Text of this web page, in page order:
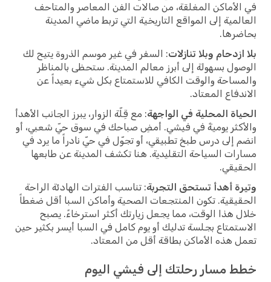
في الأماكن المغلقة، من صالات الفن المعاصر والمتاحف
العالمية إلى المواقع التاريخية التي تربط ماضي المدينة
بحاضرها.
بلا ازدحام وبلا تنازلات: السفر في غير موسم الذروة يتيح لك
الوصول بسهولة إلى أبرز معالم المدينة. ستحظى بالمناظر
والمساحة والوقت الكافي للاستمتاع بكل شيء بعيداً عن
الاندفاع المعتاد.
الحياة المحلية في الواجهة: مع قِلّة الزوار، يبرز الجانب الأهدأ
والأكثر يوميةً في فيشي. أمضِ صباحك في سوق حيّ شعبي، أو
انضم إلى درس طبخ تطبيقي، أو تجوّل في حيّ نادراً ما يرد في
مسارات السياحة التقليدية. هنا تكشف المدينة عن طابعها
الحقيقي.
وتيرة أهدأ تستحق التجربة: تناسب الفترات الهادئة الراحة
الحقيقية. تكون المنتجعات الصحية وأماكن السبا أقل ضغطاً
خلال هذا الوقت، مما يجعل زيارتك أكثر استرخاءً. يصبح
الاستمتاع بجلسة تدليك أو يوم كامل في السبا أيسر بكثير حين
تعمل هذه الأماكن بطاقة أقل من المعتاد.
خطط مسار رحلتك إلى فيشي اليوم